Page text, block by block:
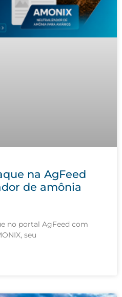
na AgFeed
de amônia
no portal AgFeed com
seu